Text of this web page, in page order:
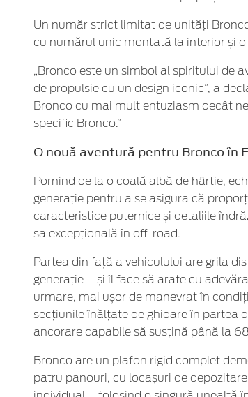
Un număr strict limitat de unități
cu numărul unic montată la interior și o
„Bronco este un simbol al spiritului de
de propulsie cu un design iconic”, a
Bronco cu mai mult entuziasm decât
specific Bronco.”
O nouă aventură pentru Bronco în
Pornind de la o coală albă de hârtie,
generație pentru a se asigura că
caracteristice puternice și detaliile
sa excepțională în off-road.
Partea din față a vehiculului are grila
generație – și îl face să arate cu
urmare, mai ușor de manevrat în
secțiunile înălțate de ghidare în partea
ancorare capabile să susțină până la
Bronco are un plafon rigid complet
patru panouri, cu locașuri de